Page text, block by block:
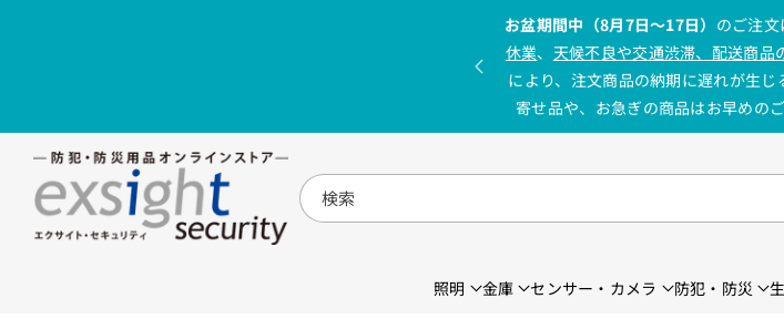
お盆期間中（8月7日〜17日） のご注文
休業、 天候不良や交通渋滞、配送商品
により、注文商品の納期に遅れが生じ
寄せ品や、お急ぎの商品はお早めの
検索
照明 金庫 センサー・カメラ 防犯・防災